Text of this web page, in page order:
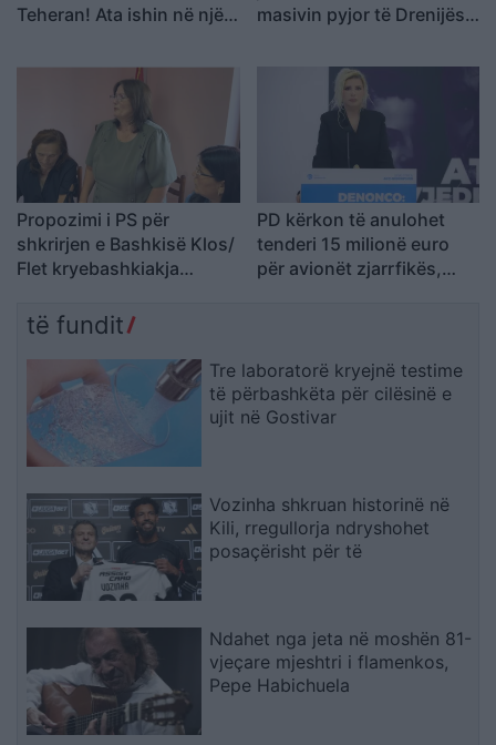
Teheran! Ata ishin në një
duke e dëgjuar njëri-
tjetrin, por pa e parë
masivin pyjor të Drenijës!
ndërhyrja nga ajri (VIDEO)
Propozimi i PS për
shkrirjen e Bashkisë Klos/
Flet kryebashkiakja
Jam shërbëtore e popullit,
përkohshme, nëse
qytetarët janë kundër, unë
jam me ta (VIDEO)
PD kërkon të anulohet
tenderi 15 milionë euro
për avionët zjarrfikës,
të fundit
Tre laboratorë kryejnë testime
të përbashkëta për cilësinë e
ujit në Gostivar
Vozinha shkruan historinë në
Kili, rregullorja ndryshohet
posaçërisht për të
Ndahet nga jeta në moshën 81-
vjeçare mjeshtri i flamenkos,
Pepe Habichuela